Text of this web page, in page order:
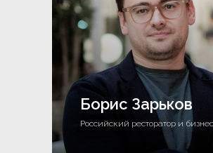
Борис Зарьков
Российский ресторатор и